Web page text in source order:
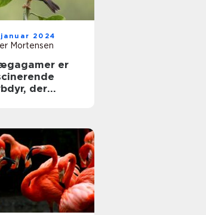
2024
Mortensen
er
der
unikke
og